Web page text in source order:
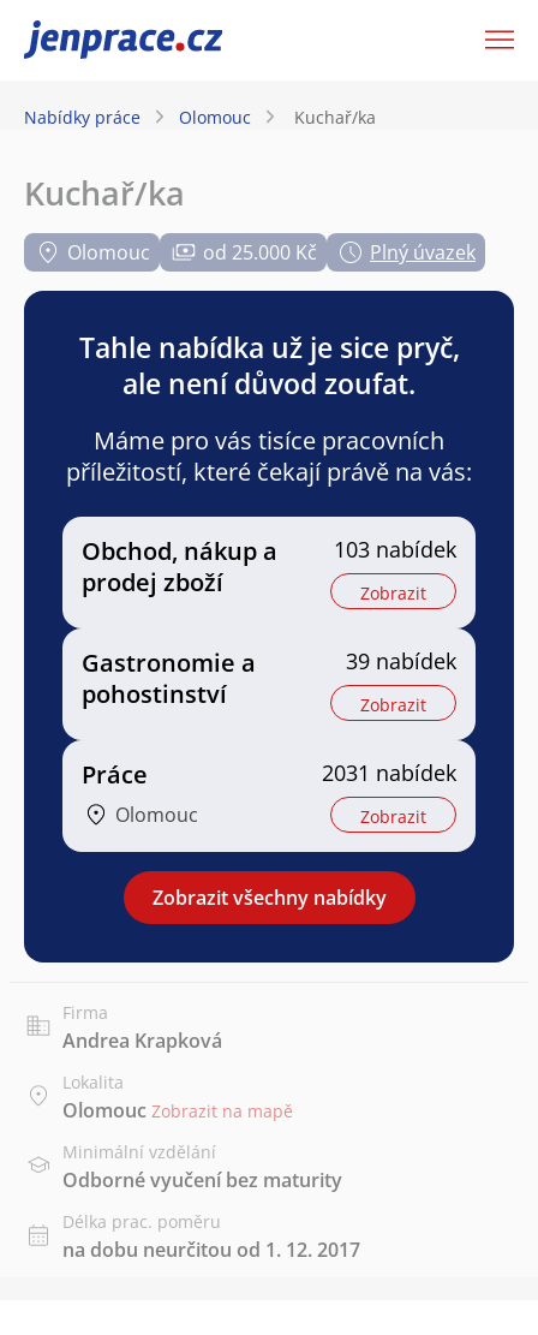
JenPráce.cz
Nabídky práce Olomouc Kuchař/ka
Kuchař/ka
Olomouc od 25.000 Kč Plný úvazek
Tahle nabídka už je sice pryč,
ale není důvod zoufat.
Máme pro vás tisíce pracovních
příležitostí, které čekají právě na vás:
Obchod, nákup a
prodej zboží
103 nabídek
Zobrazit
Gastronomie a
pohostinství
39 nabídek
Zobrazit
Práce
Olomouc
2031 nabídek
Zobrazit
Zobrazit všechny nabídky
Firma
Andrea Krapková
Lokalita
Olomouc Zobrazit na mapě
Minimální vzdělání
Odborné vyučení bez maturity
Délka prac. poměru
na dobu neurčitou od 1. 12. 2017